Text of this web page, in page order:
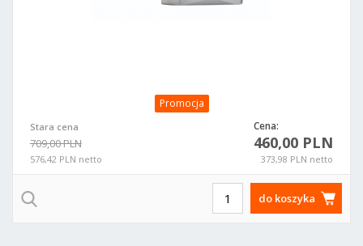
Promocja
Stara cena
709,00 PLN
576,42 PLN netto
Cena:
460,00 PLN
373,98 PLN netto
do koszyka